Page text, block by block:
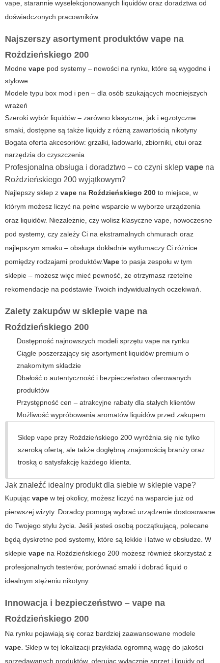
vape, starannie wyselekcjonowanych liquidów oraz doradztwa od
doświadczonych pracowników.
Najszerszy asortyment produktów vape na
Roździeńskiego 200
Modne vape pod systemy – nowości na rynku, które są wygodne i
stylowe
Modele typu box mod i pen – dla osób szukających mocniejszych
wrażeń
Szeroki wybór liquidów – zarówno klasyczne, jak i egzotyczne
smaki, dostępne są także liquidy z różną zawartością nikotyny
Bogata oferta akcesoriów: grzałki, ładowarki, zbiorniki, etui oraz
narzędzia do czyszczenia
Profesjonalna obsługa i doradztwo – co czyni sklep vape na
Roździeńskiego 200 wyjątkowym?
Najlepszy sklep z vape na Roździeńskiego 200 to miejsce, w
którym możesz liczyć na pełne wsparcie w wyborze urządzenia
oraz liquidów. Niezależnie, czy wolisz klasyczne vape, nowoczesne
pod systemy, czy zależy Ci na ekstramalnych chmurach oraz
najlepszym smaku – obsługa dokładnie wytłumaczy Ci różnice
pomiędzy rodzajami produktów.Vape to pasja zespołu w tym
sklepie – możesz więc mieć pewność, że otrzymasz rzetelne
rekomendacje na podstawie Twoich indywidualnych oczekiwań.
Zalety zakupów w sklepie vape na
Roździeńskiego 200
Dostępność najnowszych modeli sprzętu vape na rynku
Ciągle poszerzający się asortyment liquidów premium o
znakomitym składzie
Dbałość o autentyczność i bezpieczeństwo oferowanych
produktów
Przystępność cen – atrakcyjne rabaty dla stałych klientów
Możliwość wypróbowania aromatów liquidów przed zakupem
Sklep vape przy Roździeńskiego 200 wyróżnia się nie tylko
szeroką ofertą, ale także dogłębną znajomością branży oraz
troską o satysfakcję każdego klienta.
Jak znaleźć idealny produkt dla siebie w sklepie vape?
Kupując vape w tej okolicy, możesz liczyć na wsparcie już od
pierwszej wizyty. Doradcy pomogą wybrać urządzenie dostosowane
do Twojego stylu życia. Jeśli jesteś osobą początkującą, polecane
będą dyskretne pod systemy, które są lekkie i łatwe w obsłudze. W
sklepie vape na Roździeńskiego 200 możesz również skorzystać z
profesjonalnych testerów, porównać smaki i dobrać liquid o
idealnym stężeniu nikotyny.
Innowacja i bezpieczeństwo – vape na
Roździeńskiego 200
Na rynku pojawiają się coraz bardziej zaawansowane modele
vape. Sklep w tej lokalizacji przykłada ogromną wagę do jakości
sprzedawanych produktów, oferując wyłącznie sprzęt i liquidy od